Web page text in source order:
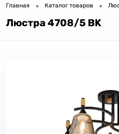
Главная • Каталог товаров •
Люстра 4708/5 BK